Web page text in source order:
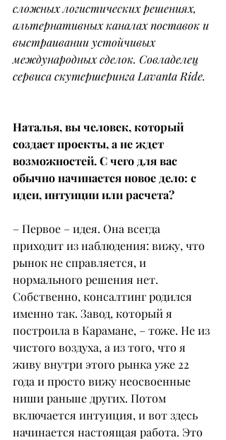
сложных логистических решениях,
альтернативных каналах поставок и
выстраивании устойчивых
международных сделок. Совладелец
сервиса скутершеринга Lavanta Ride.
Наталья, вы человек, который
создает проекты, а не ждет
возможностей. С чего для вас
обычно начинается новое дело: с
идеи, интуиции или расчета?
– Первое – идея. Она всегда
приходит из наблюдения: вижу, что
рынок не справляется, и
нормального решения нет.
Собственно, консалтинг родился
именно так. Завод, который я
построила в Карамане, – тоже. Не из
чистого воздуха, а из того, что я
живу внутри этого рынка уже 22
года и просто вижу неосвоенные
ниши раньше других. Потом
включается интуиция, и вот здесь
начинается настоящая работа. Это